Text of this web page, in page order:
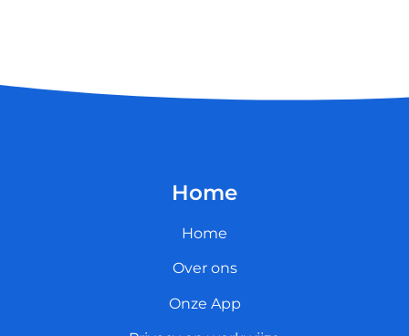
Home
Home
Over ons
Onze App